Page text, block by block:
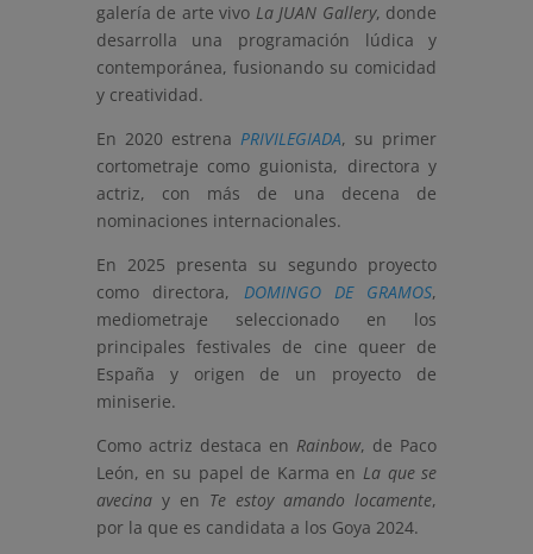
galería de arte vivo La JUAN Gallery, donde
desarrolla una programación lúdica y
contemporánea, fusionando su comicidad
y creatividad.
En 2020 estrenaPRIVILEGIADA, su primer
cortometraje como guionista, directora y
actriz, con más de una decena de
nominaciones internacionales.
En 2025 presenta su segundo proyecto
como directora, DOMINGO DE GRAMOS,
mediometraje seleccionado en los
principales festivales de cine queer de
España y origen de un proyecto de
miniserie.
Como actriz destaca en Rainbow, de Paco
León, en su papel de Karma en La que se
avecinay en Te estoy amando locamente,
por la que es candidata a los Goya 2024.